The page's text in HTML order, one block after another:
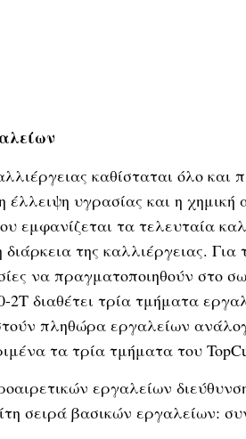
καθίσταται όλο
υγρασίας και η χημική
εμφανίζεται τα τελευταία
της καλλιέργειας.
να πραγματοποιηθούν στο
2T διαθέτει τρία τμήματα
πληθώρα εργαλείων
τα τρία τμήματα του
εργαλείων
σειρά βασικών εργαλείων: